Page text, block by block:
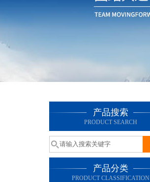
产品搜索
PRODUCT SEARCH
产品分类
PRODUCT CLASSIFICATION